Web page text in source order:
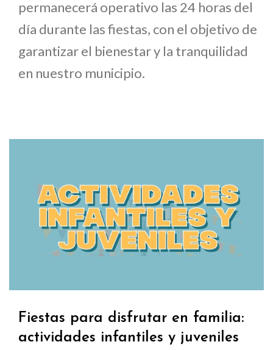
permanecerá operativo las 24 horas del
día durante las fiestas, con el objetivo de
garantizar el bienestar y la tranquilidad
en nuestro municipio.
Fiestas para disfrutar en familia:
actividades infantiles y juveniles